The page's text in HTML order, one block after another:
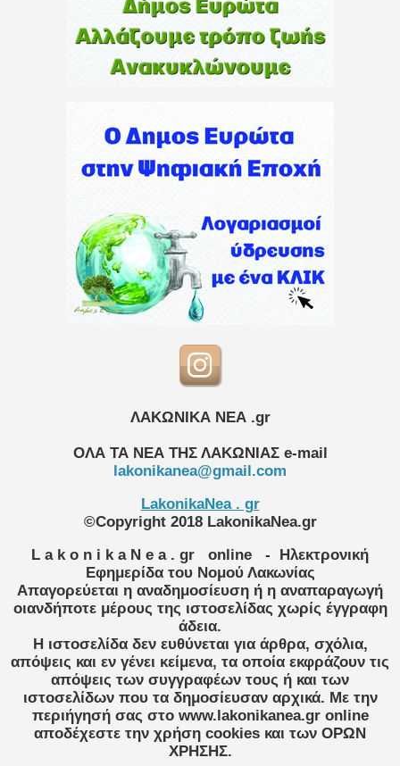
ΛΑΚΩΝΙΚΑ ΝΕΑ .gr
ΟΛΑ ΤΑ ΝΕΑ ΤΗΣ ΛΑΚΩΝΙΑΣ e-mail
lakonikanea@gmail.com
LakonikaNea . gr
©Copyright 2018 LakonikaNea.gr
L a k o n i k a N e a . gr
online
- Ηλεκτρονική
Εφημερίδα του Νομού Λακωνίας
Απαγορεύεται η αναδημοσίευση ή η αναπαραγωγή
οιανδήποτε μέρους της ιστοσελίδας χωρίς έγγραφη
άδεια.
Η ιστοσελίδα δεν ευθύνεται για άρθρα, σχόλια,
απόψεις και εν γένει κείμενα, τα οποία εκφράζουν τις
απόψεις των συγγραφέων τους ή και των
ιστοσελίδων που τα δημοσίευσαν αρχικά. Με την
περιήγησή σας στο www.lakonikanea.gr online
αποδέχεστε την χρήση cookies και των ΟΡΩΝ
ΧΡΗΣΗΣ.